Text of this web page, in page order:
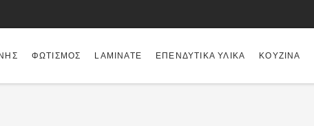
ΦΩΤΙΣΜΌΣ LAMINATE ΕΠΕΝΔΥΤΙΚΆ ΥΛΙΚΆ ΚΟΥΖΊΝΑ